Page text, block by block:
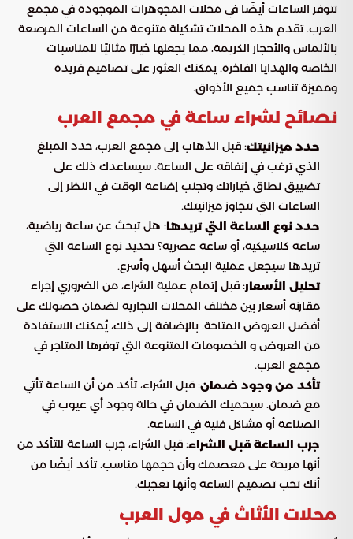
تتوفر الساعات أيضًا في محلات المجوهرات الموجودة في مجمع
العرب. تقدم هذه المحلات تشكيلة متنوعة من الساعات المرصعة
بالألماس والأحجار الكريمة، مما يجعلها خيارًا مثاليًا للمناسبات
الخاصة والهدايا الفاخرة. يمكنك العثور على تصاميم فريدة
ومميزة تناسب جميع الأذواق.
نصائح لشراء ساعة في مجمع العرب
حدد ميزانيتك: قبل الذهاب إلى مجمع العرب، حدد المبلغ
الذي ترغب في إنفاقه على الساعة. سيساعدك ذلك على
تضييق نطاق خياراتك وتجنب إضاعة الوقت في النظر إلى
الساعات التي تتجاوز ميزانيتك.
حدد نوع الساعة التي تريدها: هل تبحث عن ساعة رياضية،
ساعة كلاسيكية، أو ساعة عصرية؟ تحديد نوع الساعة التي
تريدها سيجعل عملية البحث أسهل وأسرع.
تحليل الأسعار: قبل إتمام عملية الشراء، من الضروري إجراء
مقارنة أسعار بين مختلف المحلات التجارية لضمان حصولك على
أفضل العروض المتاحة. بالإضافة إلى ذلك، يُمكنك الاستفادة
من العروض و الخصومات المتنوعة التي توفرها المتاجر في
مجمع العرب.
تأكد من وجود ضمان: قبل الشراء، تأكد من أن الساعة تأتي
مع ضمان. سيحميك الضمان في حالة وجود أي عيوب في
الصناعة أو مشاكل فنية في الساعة.
جرب الساعة قبل الشراء: قبل الشراء، جرب الساعة للتأكد من
أنها مريحة على معصمك وأن حجمها مناسب. تأكد أيضًا من
أنك تحب تصميم الساعة وأنها تعجبك.
محلات الأثاث في مول العرب